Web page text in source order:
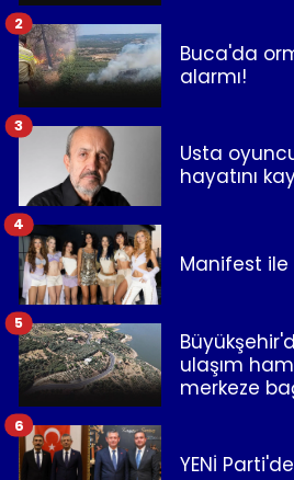
Buca'da
alarmı!
2
Usta
hayatını
3
Manifest ile
4
ulaşım
merkeze
5
YENİ
6